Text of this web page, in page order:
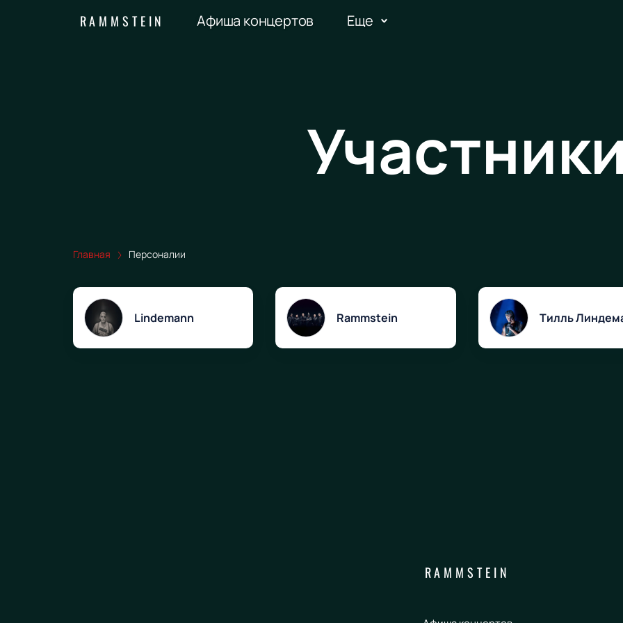
RAMMSTEIN Афиша концертов Еще
Участники
Главная Персоналии
Lindemann Rammstein Тилль
RAMMSTEIN